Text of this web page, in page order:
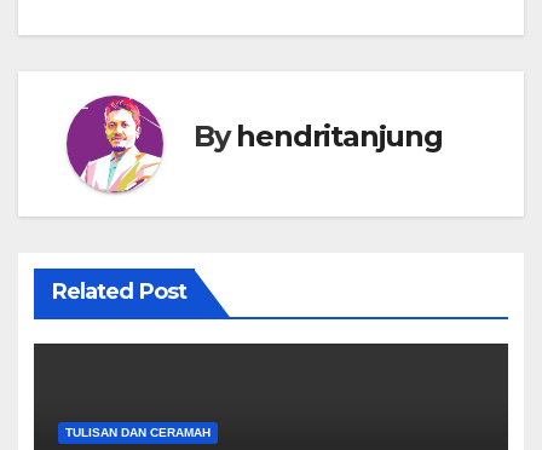
Byhendritanjung
Related Post
TULISAN DAN CERAMAH